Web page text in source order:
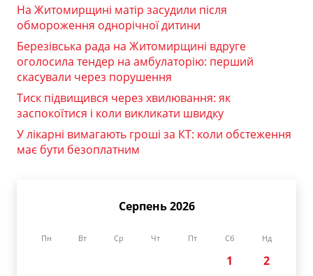
На Житомирщині матір засудили після
обмороження однорічної дитини
Березівська рада на Житомирщині вдруге
оголосила тендер на амбулаторію: перший
скасували через порушення
Тиск підвищився через хвилювання: як
заспокоїтися і коли викликати швидку
У лікарні вимагають гроші за КТ: коли обстеження
має бути безоплатним
Серпень 2026
Пн Вт Ср Чт Пт Сб Нд
1
2